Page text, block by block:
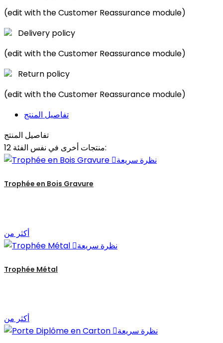
(edit with the Customer Reassurance module)
Delivery policy
(edit with the Customer Reassurance module)
Return policy
(edit with the Customer Reassurance module)
تفاصيل المنتج
تفاصيل المنتج
12 منتجات أخرى في نفس الفئة:
نظرة سريعة
Trophée en Bois Gravure
أكثر من
نظرة سريعة
Trophée Métal
أكثر من
نظرة سريعة